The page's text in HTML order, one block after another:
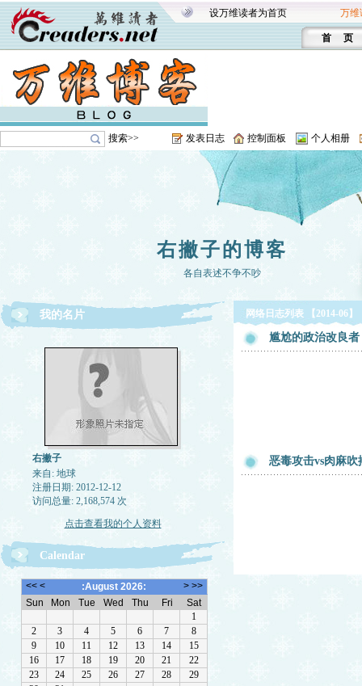
设万维读者为首页 万维
首 页
搜索>> 发表日志 控制面板 个人相册
右撇子的博客
各自表述不争不吵
我的名片
右撇子
来自: 地球
注册日期: 2012-12-12
访问总量: 2,168,574 次
点击查看我的个人资料
Calendar
网络日志列表 【2014-06】
尴尬的政治改良者
恶毒攻击vs肉麻吹